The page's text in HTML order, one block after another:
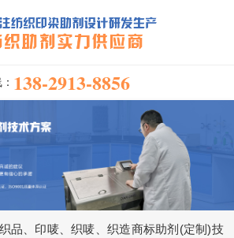
138-2913-8856
品、印唛、织唛、织造商标助剂(定制)技